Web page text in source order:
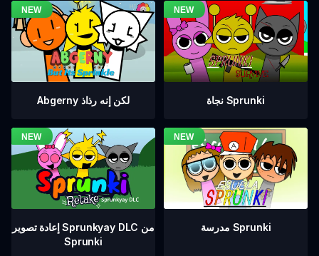
Abgerny لكن إنه رذاذ نجاة Sprunki
إعادة تصوير Sprunkyay DLC من
Sprunki
مدرسة Sprunki